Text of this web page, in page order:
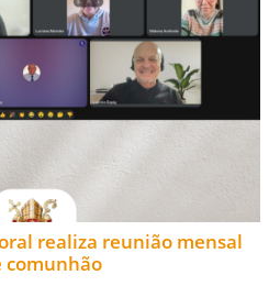
realiza reunião mensal
comunhão